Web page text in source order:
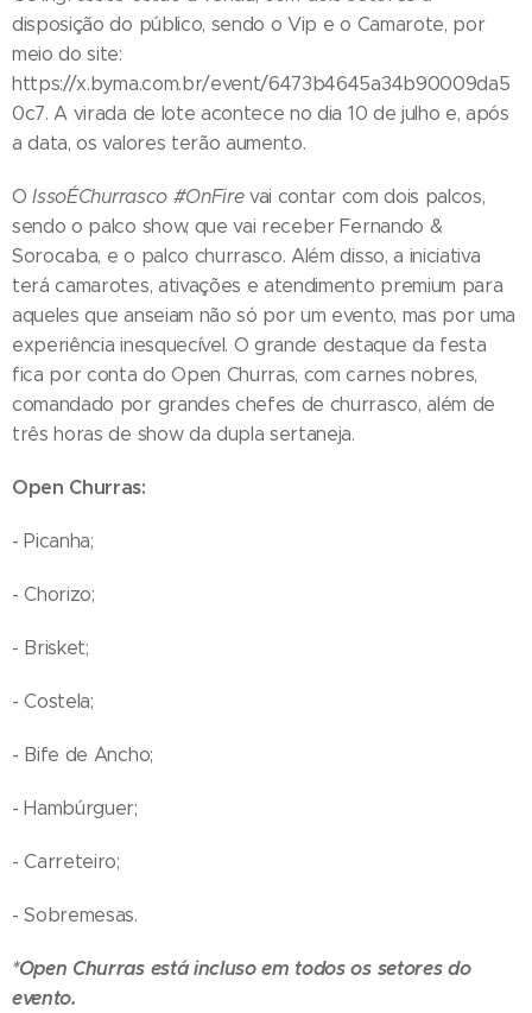
disposição do público, sendo o Vip e o Camarote, por
meio do site:
https://x.byma.com.br/event/6473b4645a34b90009da5
0c7. A virada de lote acontece no dia 10 de julho e, após
a data, os valores terão aumento.
OIssoÉChurrasco#OnFirevai contar com dois palcos,
sendo o palco show, que vai receber Fernando &
Sorocaba, e o palco churrasco. Além disso, a iniciativa
terá camarotes, ativações e atendimento premium para
aqueles que anseiam não só por um evento, mas por uma
experiência inesquecível. O grande destaque da festa
fica por conta do Open Churras, com carnes nobres,
comandado por grandes chefes de churrasco, além de
três horas de show da dupla sertaneja.
Open Churras:
- Picanha;
- Chorizo;
- Brisket;
- Costela;
- Bife de Ancho;
- Hambúrguer;
- Carreteiro;
- Sobremesas.
*Open Churras está incluso em todos os setores do
evento.